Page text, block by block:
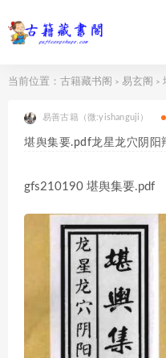
当前位置： 古籍藏书阁 > 易玄阁 >
易善古籍（微:yishanguji）
堪舆集要.pdf龙星龙穴阴阳
gfs210190 堪舆集要.pdf